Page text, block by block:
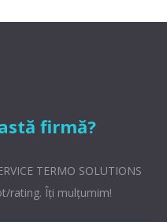
firmă?
TERMO SOLUTIONS
rating. Îți mulțumim!